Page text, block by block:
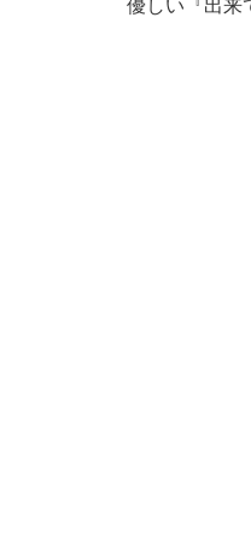
優しい『出来